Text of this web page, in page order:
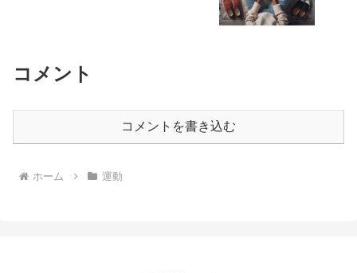
コメント
コメントを書き込む
ホーム 運動